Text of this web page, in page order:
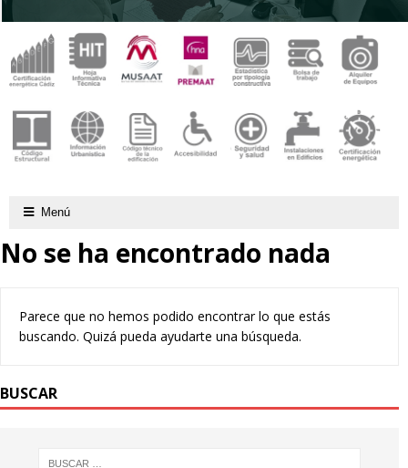
Menú
No se ha encontrado nada
Parece que no hemos podido encontrar lo que estás
buscando. Quizá pueda ayudarte una búsqueda.
BUSCAR